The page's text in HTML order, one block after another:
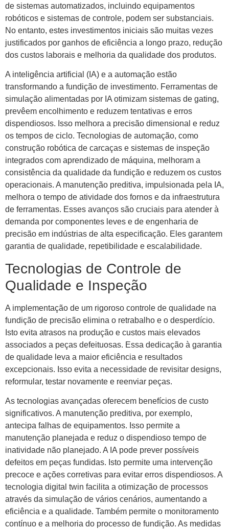
de sistemas automatizados, incluindo equipamentos
robóticos e sistemas de controle, podem ser substanciais.
No entanto, estes investimentos iniciais são muitas vezes
justificados por ganhos de eficiência a longo prazo, redução
dos custos laborais e melhoria da qualidade dos produtos.
A inteligência artificial (IA) e a automação estão
transformando a fundição de investimento. Ferramentas de
simulação alimentadas por IA otimizam sistemas de gating,
prevêem encolhimento e reduzem tentativas e erros
dispendiosos. Isso melhora a precisão dimensional e reduz
os tempos de ciclo. Tecnologias de automação, como
construção robótica de carcaças e sistemas de inspeção
integrados com aprendizado de máquina, melhoram a
consistência da qualidade da fundição e reduzem os custos
operacionais. A manutenção preditiva, impulsionada pela IA,
melhora o tempo de atividade dos fornos e da infraestrutura
de ferramentas. Esses avanços são cruciais para atender à
demanda por componentes leves e de engenharia de
precisão em indústrias de alta especificação. Eles garantem
garantia de qualidade, repetibilidade e escalabilidade.
Tecnologias de Controle de
Qualidade e Inspeção
A implementação de um rigoroso controle de qualidade na
fundição de precisão elimina o retrabalho e o desperdício.
Isto evita atrasos na produção e custos mais elevados
associados a peças defeituosas. Essa dedicação à garantia
de qualidade leva a maior eficiência e resultados
excepcionais. Isso evita a necessidade de revisitar designs,
reformular, testar novamente e reenviar peças.
As tecnologias avançadas oferecem benefícios de custo
significativos. A manutenção preditiva, por exemplo,
antecipa falhas de equipamentos. Isso permite a
manutenção planejada e reduz o dispendioso tempo de
inatividade não planejado. A IA pode prever possíveis
defeitos em peças fundidas. Isto permite uma intervenção
precoce e ações corretivas para evitar erros dispendiosos. A
tecnologia digital twin facilita a otimização de processos
através da simulação de vários cenários, aumentando a
eficiência e a qualidade. Também permite o monitoramento
contínuo e a melhoria do processo de fundição. As medidas